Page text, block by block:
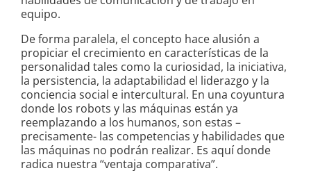
equipo.
De forma paralela, el concepto hace alusión a
propiciar el crecimiento en características de la
personalidad tales como la curiosidad, la iniciativa,
la persistencia, la adaptabilidad el liderazgo y la
conciencia social e intercultural. En una coyuntura
donde los robots y las máquinas están ya
reemplazando a los humanos, son estas –
precisamente- las competencias y habilidades que
las máquinas no podrán realizar. Es aquí donde
radica nuestra “ventaja comparativa”.